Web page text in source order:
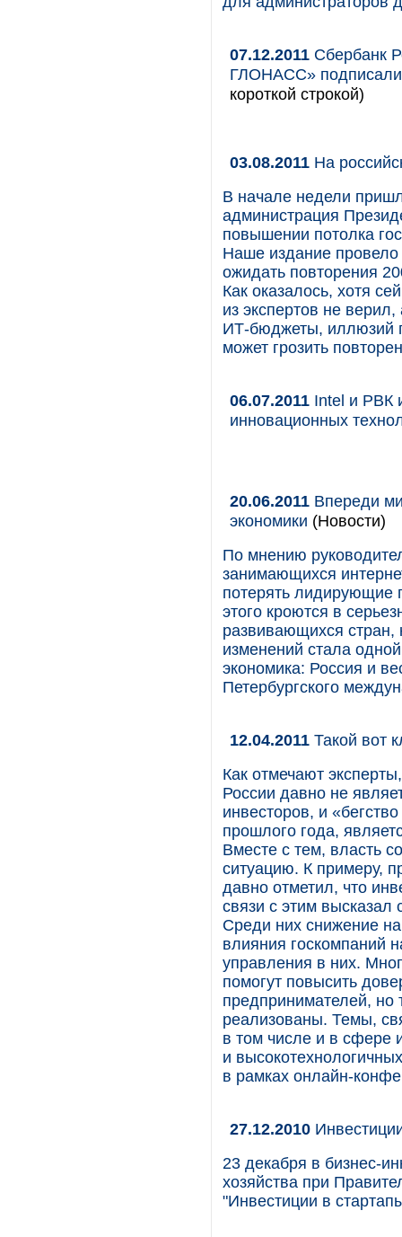
07.12.2011 Сбербанк
ГЛОНАСС» подписали
короткой строкой)
03.08.2011 На
В начале недели
администрация
повышении потолка
Наше издание провело
ожидать повторения
Как оказалось, хотя
из экспертов не верил,
ИТ-бюджеты, иллюзий
может грозить
06.07.2011 Intel и РВК
инновационных
20.06.2011 Впереди
экономики (Новости)
По мнению
занимающихся
потерять лидирующие
этого кроются в
развивающихся стран,
изменений стала
экономика: Россия и
Петербургского
12.04.2011 Такой вот
Как отмечают
России давно не
инвесторов, и
прошлого года,
Вместе с тем, власть
ситуацию. К примеру,
давно отметил, что
связи с этим
Среди них снижение
влияния госкомпаний
управления в них.
помогут повысить
предпринимателей, но
реализованы. Темы,
в том числе и в сфере
и
в рамках онлайн-
27.12.2010
23 декабря в бизнес-
хозяйства при
"Инвестиции в